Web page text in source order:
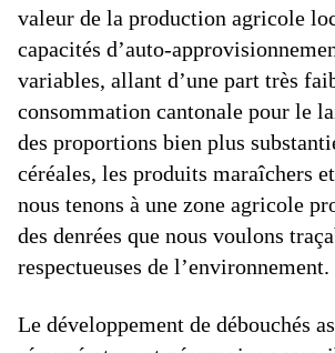
valeur de la production agricole
capacités d’auto-
variables, allant d’une part très
consommation cantonale pour le
des proportions bien plus
céréales, les produits maraîchers
nous tenons à une zone agricole
des denrées que nous voulons
respectueuses de l’environnement.
Le développement de débouchés